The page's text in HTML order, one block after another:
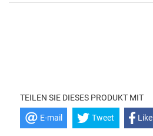
TEILEN SIE DIESES PRODUKT MIT
E-mail Tweet Like